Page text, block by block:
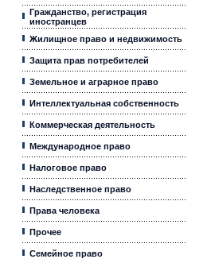
Гражданство, регистрация
иностранцев
Жилищное право и недвижимость
Защита прав потребителей
Земельное и аграрное право
Интеллектуальная собственность
Коммерческая деятельность
Международное право
Налоговое право
Наследственное право
Права человека
Прочее
Семейное право